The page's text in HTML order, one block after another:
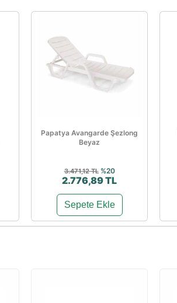
Papatya Avangarde Şezlong
Beyaz
3.471,12 TL %20
2.776,89 TL
Sepete Ekle